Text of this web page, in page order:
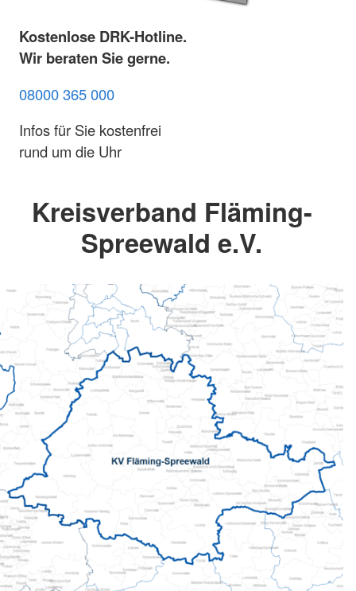
Kostenlose DRK-Hotline.
Wir beraten Sie gerne.
08000 365 000
Infos für Sie kostenfrei
rund um die Uhr
Kreisverband Fläming-
Spreewald e.V.